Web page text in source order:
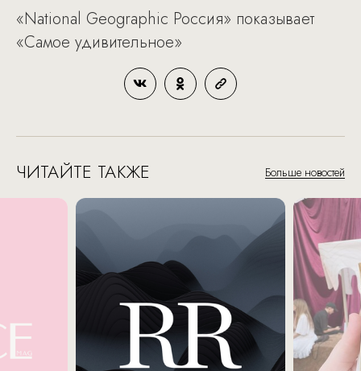
«National Geographic Россия» показывает
«Самое удивительное»
ЧИТАЙТЕ ТАКЖЕ Больше новостей